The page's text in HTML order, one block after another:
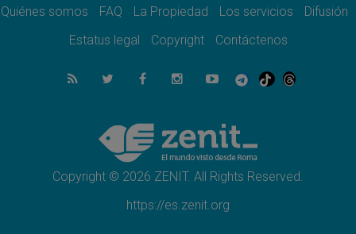
como misión al servicio del Evangelio
SIGNIS 2026, dar voz a las religiosas en el
07.08.2026
Lanzan un proyecto de empoderamiento
Programa oficial del Viaje Apostólico del
Papa León XIV a Francia
Quiénes somos FAQ La Propiedad Los servicios
Difusión
Estatus legal
Copyright Contáctenos
Copyright © 2026 ZENIT. All Rights Reserved.
https://es.zenit.org